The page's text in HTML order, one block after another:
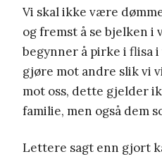
Vi skal ikke være
og fremst å se bjelken i
begynner å pirke i flisa
gjøre mot andre slik vi
mot oss, dette gjelder
familie, men også dem
Lettere sagt enn gjort